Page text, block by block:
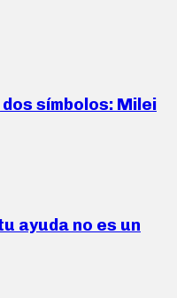
símbolos: Milei
ayuda no es un